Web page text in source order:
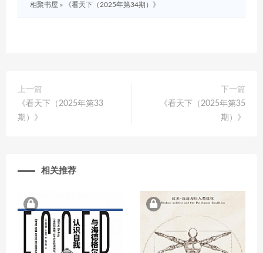
相聚书屋 » 《看天下（2025年第34期）》
上一篇
《看天下（2025年第33
期）》
下一篇
《看天下（2025年第35
期）》
相关推荐